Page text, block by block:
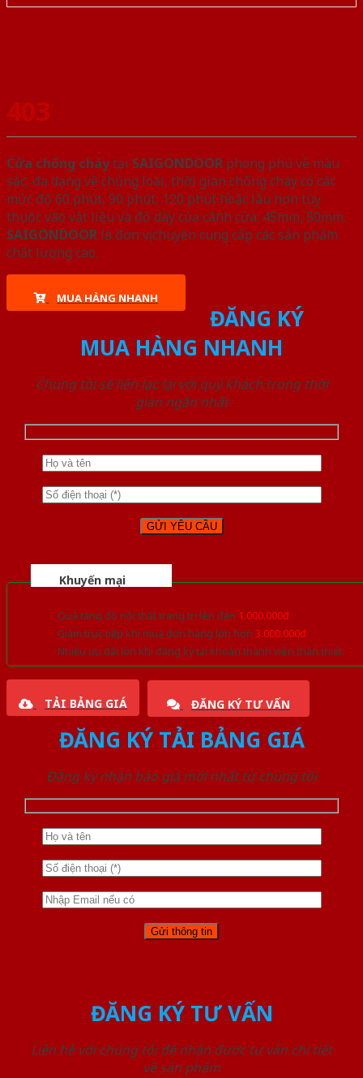
403
Cửa chống cháytại SAIGONDOOR phong phú về màu
sắc, đa dạng về chủng loại, thời gian chống cháy có các
mức độ 60 phút, 90 phút, 120 phút hoặc lâu hơn tùy
thuộc vào vật liệu và độ dày của cánh cửa: 45mm, 50mm.
SAIGONDOOR là đơn vị chuyên cung cấp các sản phẩm
chất lượng cao.
MUA HÀNG NHANH
ĐĂNG KÝ
MUA HÀNG NHANH
Chúng tôi sẽ liên lạc lại với quý khách trong thời
gian ngắn nhất
Khuyến mại
Quà tặng đồ nội thất trang trí lên đến 1.000.000đ
Giảm trực tiếp khi mua đơn hàng lớn hơn 3.000.000đ
Nhiều ưu đãi lớn khi đăng ký tài khoản thành viên thân thiết
TẢI BẢNG GIÁ ĐĂNG KÝ TƯ VẤN
ĐĂNG KÝ TẢI BẢNG GIÁ
Đăng ký nhận báo giá mới nhất từ chúng tôi
ĐĂNG KÝ TƯ VẤN
Liên hệ với chúng tôi để nhận được tư vấn chi tiết
về sản phẩm